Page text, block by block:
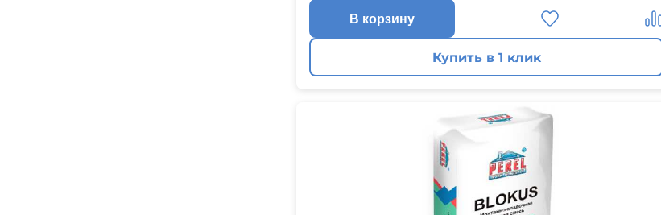
В корзину
Купить в 1 клик